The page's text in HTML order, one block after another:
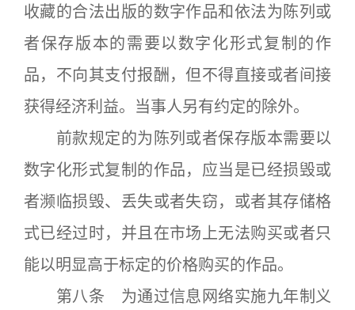
收藏的合法出版的数字作品和依法为陈列或
者保存版本的需要以数字化形式复制的作
品，不向其支付报酬，但不得直接或者间接
获得经济利益。当事人另有约定的除外。
前款规定的为陈列或者保存版本需要以
数字化形式复制的作品，应当是已经损毁或
者濒临损毁、丢失或者失窃，或者其存储格
式已经过时，并且在市场上无法购买或者只
能以明显高于标定的价格购买的作品。
第八条 为通过信息网络实施九年制义